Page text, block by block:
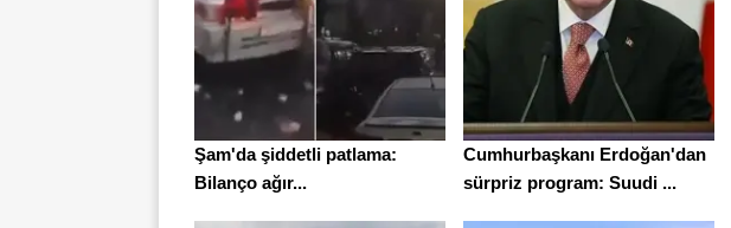
Şam'da şiddetli patlama:
Bilanço ağır...
Cumhurbaşkanı Erdoğan'dan
sürpriz program: Suudi ...